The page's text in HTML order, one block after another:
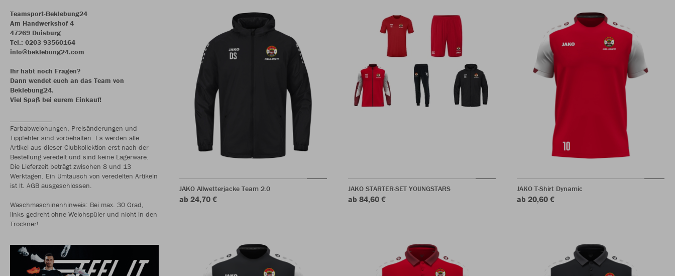
Teamsport-Beklebung24
Am Handwerkshof 4
47269 Duisburg
Tel.: 0203-93560164
info@beklebung24.com
Ihr habt noch Fragen?
Dann wendet euch an das Team von
Beklebung24.
Viel Spaß bei eurem Einkauf!
Farbabweichungen, Preisänderungen und
Tippfehler sind vorbehalten. Es werden alle
Artikel aus dieser Clubkollektion erst nach der
Bestellung veredelt und sind keine Lagerware.
Die Lieferzeit beträgt zwischen 8 und 13
Werktagen. Ein Umtausch von veredelten Artikeln
ist lt. AGB ausgeschlossen.
Waschmaschinenhinweis: Bei max. 30 Grad,
links gedreht ohne Weichspüler und nicht in den
Trockner!
JAKO Allwetterjacke Team 2.0
ab 24,70 €
JAKO STARTER-SET YOUNGSTARS
ab 84,60 €
JAKO T-Shirt Dynamic
ab 20,60 €